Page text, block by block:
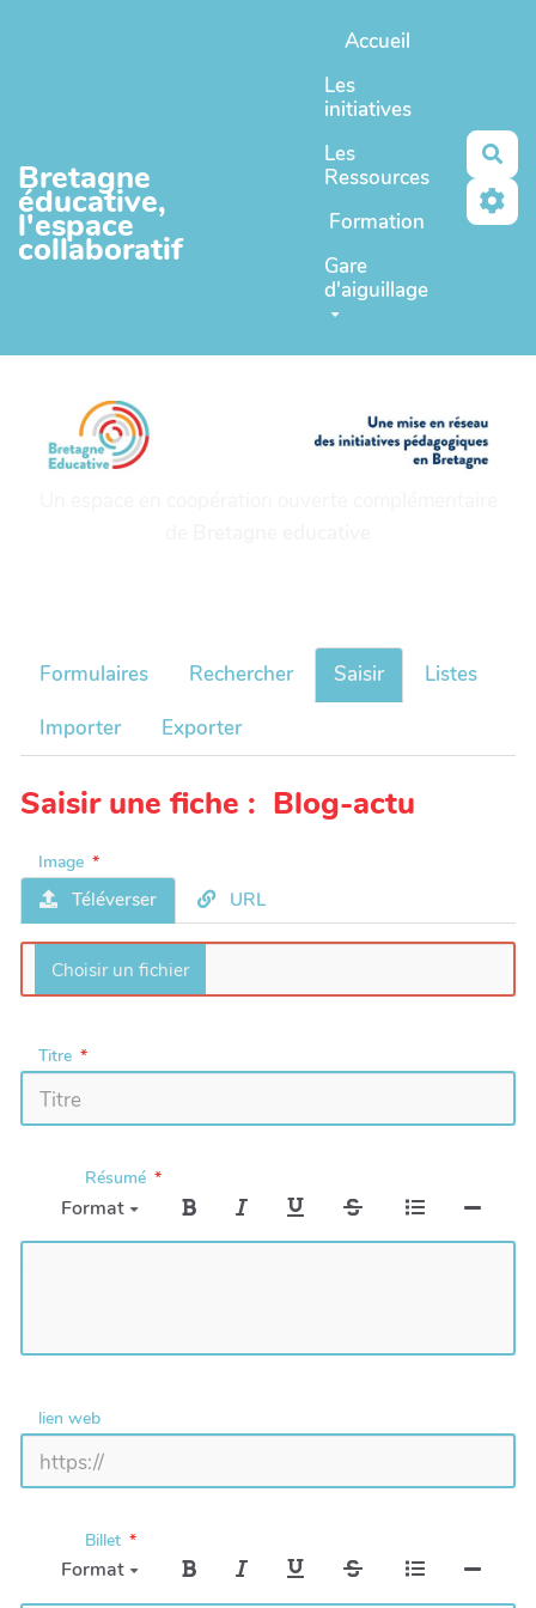
Bretagne
éducative,
l'espace
collaboratif
Accueil
Les
initiatives
Les
Ressources
Formation
Gare
d'aiguillage
Formulaires Rechercher Saisir
Listes
Importer
Exporter
Saisir une fiche : Blog-actu
Image
Téléverser URL
Titre
Résumé
Format
lien web
Billet
Format